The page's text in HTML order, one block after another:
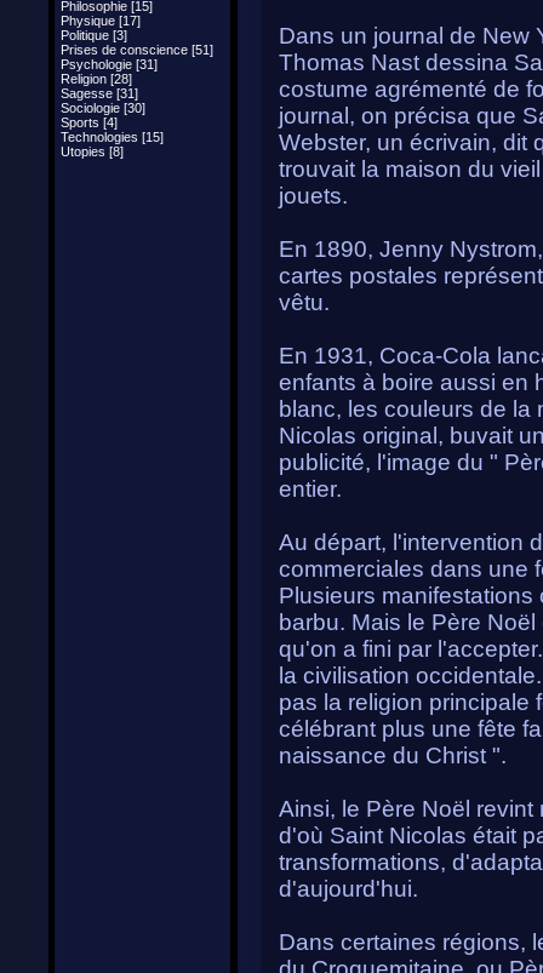
Philosophie [15]
Physique [17]
Politique [3]
Prises de conscience [51]
Psychologie [31]
Religion [28]
Sagesse [31]
Sociologie [30]
Sports [4]
Technologies [15]
Utopies [8]
Dans un journal de New
Thomas Nast dessina
costume agrémenté de
journal, on précisa que
Webster, un écrivain, dit
trouvait la maison du
jouets.
En 1890, Jenny
cartes postales
vêtu.
En 1931, Coca-Cola
enfants à boire aussi en
blanc, les couleurs de la
Nicolas original, buvait
publicité, l'image du "
entier.
Au départ, l'intervention
commerciales dans une
Plusieurs manifestations
barbu. Mais le Père
qu'on a fini par
la civilisation
pas la religion principale
célébrant plus une fête
naissance du Christ ".
Ainsi, le Père Noël
d'où Saint Nicolas était
transformations,
d'aujourd'hui.
Dans certaines régions,